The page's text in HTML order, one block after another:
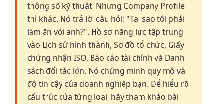
thông số kỹ thuật. Nhưng Company Profile
thì khác. Nó trả lời câu hỏi: "Tại sao tôi phải
làm ăn với anh?". Hồ sơ năng lực tập trung
vào Lịch sử hình thành, Sơ đồ tổ chức, Giấy
chứng nhận ISO, Báo cáo tài chính và Danh
sách đối tác lớn. Nó chứng minh quy mô và
độ tin cậy của doanh nghiệp bạn. Để hiểu rõ
cấu trúc của từng loại, hãy tham khảo bài